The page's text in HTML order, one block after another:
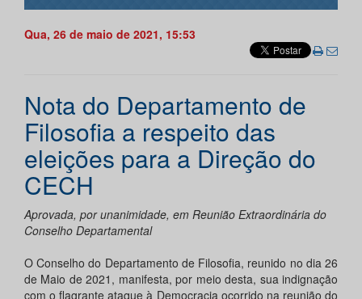
Qua, 26 de maio de 2021, 15:53
Nota do Departamento de
Filosofia a respeito das
eleições para a Direção do
CECH
Aprovada, por unanimidade, em Reunião Extraordinária do
Conselho Departamental
O Conselho do Departamento de Filosofia, reunido no dia 26
de Maio de 2021, manifesta, por meio desta, sua indignação
com o flagrante ataque à Democracia ocorrido na reunião do